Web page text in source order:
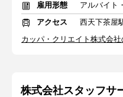
雇用形態
アルバイト
アクセス
西天下茶屋
カッパ・クリエイト株式会
株式会社スタッフサ